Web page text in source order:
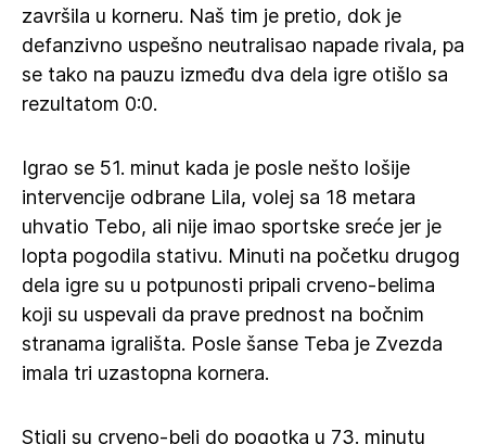
završila u korneru. Naš tim je pretio, dok je
defanzivno uspešno neutralisao napade rivala, pa
se tako na pauzu između dva dela igre otišlo sa
rezultatom 0:0.
Igrao se 51. minut kada je posle nešto lošije
intervencije odbrane Lila, volej sa 18 metara
uhvatio Tebo, ali nije imao sportske sreće jer je
lopta pogodila stativu. Minuti na početku drugog
dela igre su u potpunosti pripali crveno-belima
koji su uspevali da prave prednost na bočnim
stranama igrališta. Posle šanse Teba je Zvezda
imala tri uzastopna kornera.
Stigli su crveno-beli do pogotka u 73. minutu